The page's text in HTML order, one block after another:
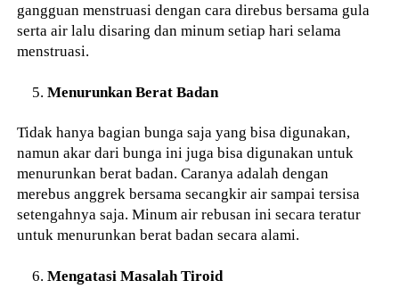
gangguan menstruasi dengan cara direbus bersama gula
serta air lalu disaring dan minum setiap hari selama
menstruasi.
Menurunkan Berat Badan
Tidak hanya bagian bunga saja yang bisa digunakan,
namun akar dari bunga ini juga bisa digunakan untuk
menurunkan berat badan. Caranya adalah dengan
merebus anggrek bersama secangkir air sampai tersisa
setengahnya saja. Minum air rebusan ini secara teratur
untuk menurunkan berat badan secara alami.
Mengatasi Masalah Tiroid